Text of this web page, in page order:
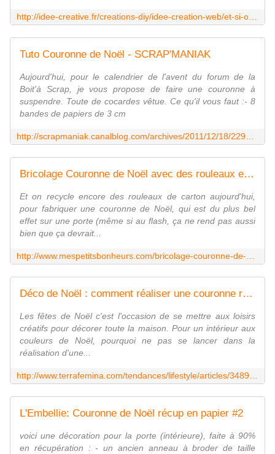
Tuto Couronne de Noël - SCRAP'MANIAK
Aujourd'hui, pour le calendrier de l'avent du forum de la
Boit'à Scrap, je vous propose de faire une couronne à
suspendre. Toute de cocardes vêtue. Ce qu'il vous faut :- 8
bandes de papiers de 3 cm
Bricolage Couronne de Noël avec des rouleaux en carton de papier toilette
Et on recycle encore des rouleaux de carton aujourd'hui,
pour fabriquer une couronne de Noël, qui est du plus bel
effet sur une porte (même si au flash, ça ne rend pas aussi
bien que ça devrait...
Déco de Noël : comment réaliser une couronne romantique en tissu ? - DIY
Les fêtes de Noël c'est l'occasion de se mettre aux loisirs
créatifs pour décorer toute la maison. Pour un intérieur aux
couleurs de Noël, pourquoi ne pas se lancer dans la
réalisation d'une...
L'Embellie: Couronne de Noël récup en papier #2
voici une décoration pour la porte (intérieure), faite à 90%
en récupération : - un ancien anneau à broder de taille